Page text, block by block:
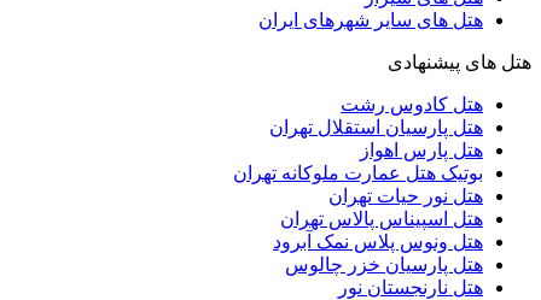
هتل های سایر شهرهای ایران
هتل های پیشنهادی
هتل کادوس رشت
هتل پارسیان استقلال تهران
هتل پارس اهواز
بوتیک هتل عمارت ملوکانه تهران
هتل نور حیات تهران
هتل اسپیناس پالاس تهران
هتل ونوس پلاس نمک آبرود
هتل پارسیان خزر چالوس
هتل نارنجستان نور